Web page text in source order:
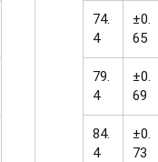
74.
4
±0.
65
79.
4
±0.
69
84.
4
±0.
73